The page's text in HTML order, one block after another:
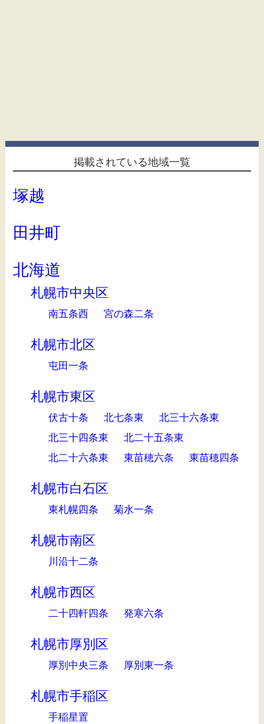
掲載されている地域一覧
塚越
田井町
北海道
札幌市中央区
南五条西 宮の森二条
札幌市北区
屯田一条
札幌市東区
伏古十条 北七条東
北三十六条東
北三十四条東
北二十五条東
北二十六条東
東苗穂六条 東苗穂四条
札幌市白石区
東札幌四条 菊水一条
札幌市南区
川沿十二条
札幌市西区
二十四軒四条 発寒六条
札幌市厚別区
厚別中央三条 厚別東一条
札幌市手稲区
手稲星置